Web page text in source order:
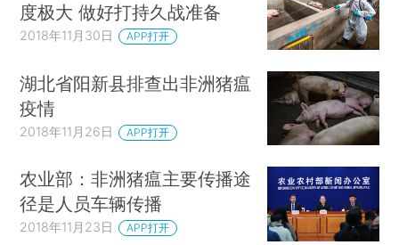
度极大 做好打持久战准备
2018年11月30日 APP打开
湖北省阳新县排查出非洲猪瘟
疫情
2018年11月26日 APP打开
农业部：非洲猪瘟主要传播途
径是人员车辆传播
2018年11月23日 APP打开